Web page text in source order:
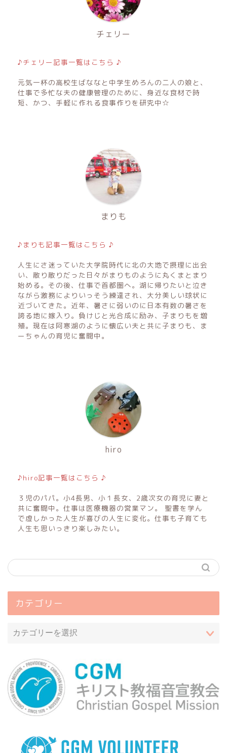
チェリー
♪チェリー記事一覧はこちら ♪
元気一杯の高校生ばななと中学生めろんの二人の娘と、
仕事で多忙な夫の健康管理のために、身近な食材で時
短、かつ、手軽に作れる食事作りを研究中☆
まりも
♪まりも記事一覧はこちら ♪
人生にさ迷っていた大学院時代に北の大地で摂理に出会
い、散り散りだった日々がまりものように丸くまとまり
始める。その後、仕事で首都圏へ。湖に帰りたいと泣き
ながら激務によりいっそう練達され、大分美しい球状に
近づいてきた。近年、暑さに弱いのに日本有数の暑さを
誇る地に嫁入り。負けじと光合成に励み、子まりもを増
殖。現在は阿寒湖のように懐広い夫と共に子まりも、ま
ーちゃんの育児に奮闘中。
hiro
♪hiro記事一覧はこちら ♪
３児のパパ。小4長男、小１長女、2歳次女の育児に妻と
共に奮闘中。仕事は医療機器の営業マン。 聖書を学ん
で虚しかった人生が喜びの人生に変化。仕事も子育ても
人生も思いっきり楽しみたい。
カテゴリー